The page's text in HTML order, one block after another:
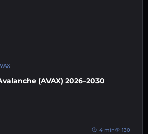
(AVAX) 2026–2030
4 min 130